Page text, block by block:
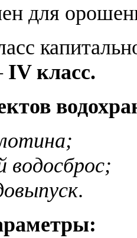
для
IV класс.
водосброс;
.